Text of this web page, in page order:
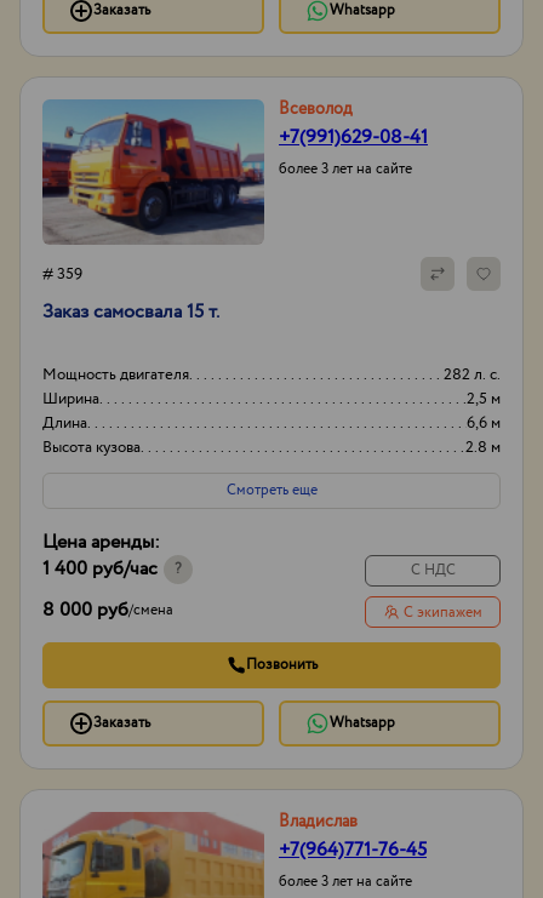
Заказать Whatsapp
Всеволод
+7(991)629-08-41
более 3 лет на сайте
# 359
Заказ самосвала 15 т.
Мощность двигателя
282 л. с.
Ширина
2,5 м
Длина
6,6 м
Высота кузова
2.8 м
Смотреть еще
Цена аренды:
1 400 руб/час ?
8 000 руб/смена
С НДС
С экипажем
Позвонить
Заказать Whatsapp
Владислав
+7(964)771-76-45
более 3 лет на сайте